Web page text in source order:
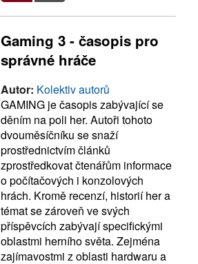
Gaming 3 - časopis pro
správné hráče
Autor: Kolektiv autorů
GAMING je časopis zabývající se
děním na poli her. Autoři tohoto
dvouměsíčníku se snaží
prostřednictvím článků
zprostředkovat čtenářům informace
o počítačových i konzolových
hrách. Kromě recenzí, historií her a
témat se zároveň ve svých
příspěvcích zabývají specifickými
oblastmi herního světa. Zejména
zajímavostmi z oblasti hardwaru a